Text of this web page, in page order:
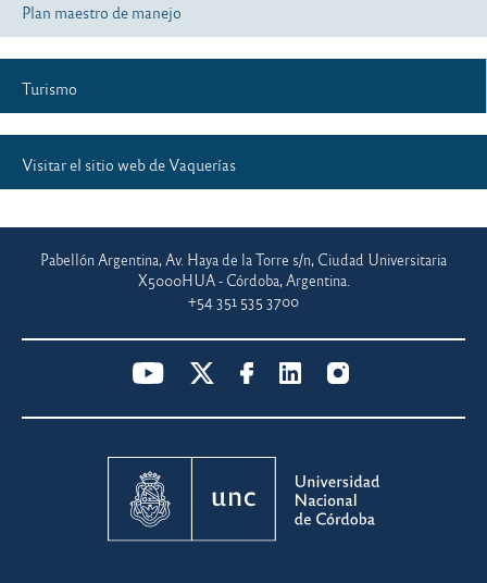
Plan maestro de manejo
Turismo
Visitar el sitio web de Vaquerías
Pabellón Argentina, Av. Haya de la Torre s/n, Ciudad Universitaria
X5000HUA - Córdoba, Argentina.
+54 351 535 3700